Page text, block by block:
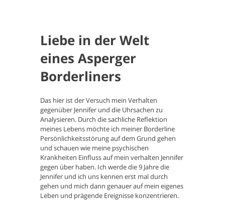
Liebe in der Welt
eines Asperger
Borderliners
Das hier ist der Versuch mein Verhalten
gegenüber Jennifer und die Uhrsachen zu
Analysieren. Durch die sachliche Reflektion
meines Lebens möchte ich meiner Borderline
Persönlichkeitsstörung auf dem Grund gehen
und schauen wie meine psychischen
Krankheiten Einfluss auf mein verhalten Jennifer
gegen über haben. Ich werde die 9 Jahre die
Jennifer und ich uns kennen erst mal durch
gehen und mich dann genauer auf mein eigenes
Leben und prägende Ereignisse konzentrieren.